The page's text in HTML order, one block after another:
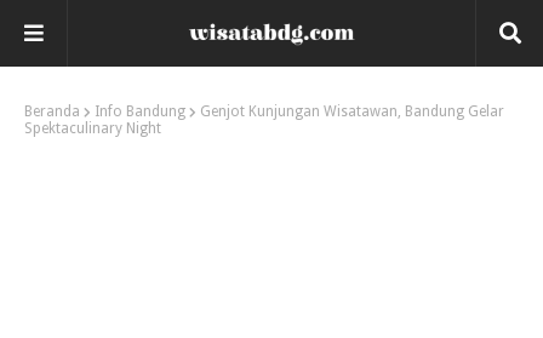
Beranda Info Bandung
Genjot Kunjungan Wisatawan, Bandung Gelar
Spektaculinary Night